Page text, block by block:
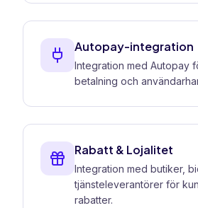
Autopay-integration
Integration med Autopay
betalning och
Rabatt & Lojalitet
Integration med butiker,
tjänsteleverantörer för
rabatter.